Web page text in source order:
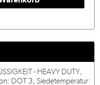
- HEAVY DUTY,
DOT 3, Siedetemperatur: